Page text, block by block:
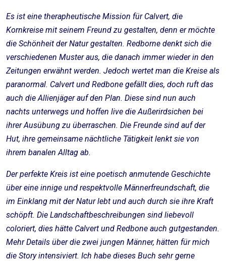
Es ist eine therapheutische Mission für Calvert, die
Kornkreise mit seinem Freund zu gestalten, denn er möchte
die Schönheit der Natur gestalten. Redborne denkt sich die
verschiedenen Muster aus, die danach immer wieder in den
Zeitungen erwähnt werden. Jedoch wertet man die Kreise als
paranormal. Calvert und Redbone gefällt dies, doch ruft das
auch die Allienjäger auf den Plan. Diese sind nun auch
nachts unterwegs und hoffen live die Außerirdsichen bei
ihrer Ausübung zu überraschen. Die Freunde sind auf der
Hut, ihre gemeinsame nächtliche Tätigkeit lenkt sie von
ihrem banalen Alltag ab.
Der perfekte Kreis ist eine poetisch anmutende Geschichte
über eine innige und respektvolle Männerfreundschaft, die
im Einklang mit der Natur lebt und auch durch sie ihre Kraft
schöpft. Die Landschaftbeschreibungen sind liebevoll
coloriert, dies hätte Calvert und Redbone auch gutgestanden.
Mehr Details über die zwei jungen Männer, hätten für mich
die Story intensiviert. Ich habe dieses Buch sehr gerne